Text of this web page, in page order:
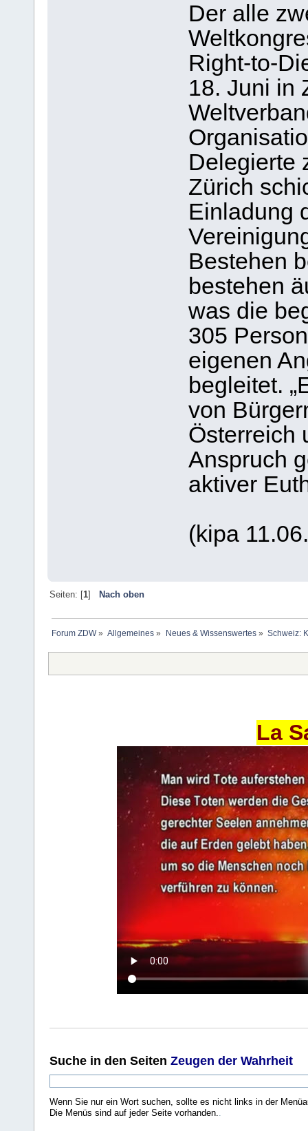
Der alle
Right-to-
18. Juni in
Delegierte
Zürich
Einladung
Bestehen
bestehen
was die
305
eigenen
begleitet.
von
Österreich
Anspruch
aktiver
(kipa
Seiten: [1] Nach oben
Forum ZDW» Allgemeines » Neues & Wissenswertes» Schweiz:
La
Suche in den Seiten Zeugen der Wahrheit
Wenn Sie nur ein Wort suchen, sollte es nicht links in der
Die Menüs sind auf jeder Seite vorhanden..